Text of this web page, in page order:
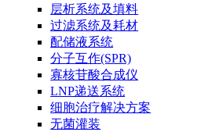
层析系统及填料
过滤系统及耗材
配储液系统
分子互作(SPR)
寡核苷酸合成仪
LNP递送系统
细胞治疗解决方案
无菌灌装